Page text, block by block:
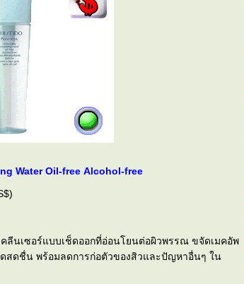
Water Oil-free Alcohol-free
นเซอร์แบบเช็ดออกที่อ่อนโยนต่อผิวพรรณ ขจัดเมคอัพ
สดชื่น พร้อมลดการก่อตัวของสิวและปัญหาอื่นๆ ใน